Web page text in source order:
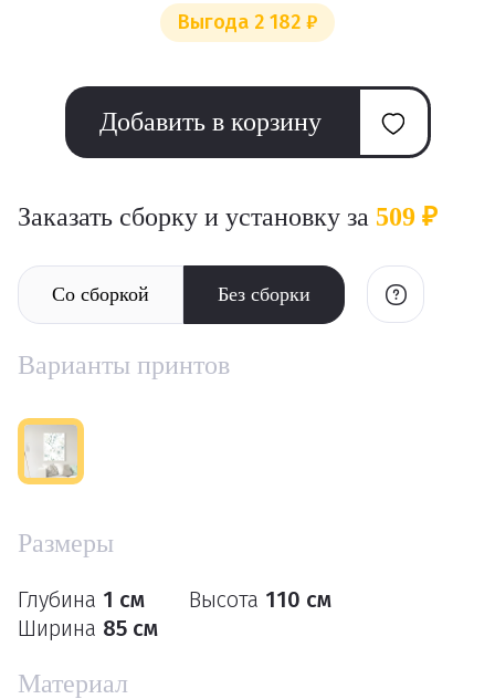
Выгода 2 182 ₽
Добавить в корзину
Заказать сборку и установку за 509 ₽
Со сборкой Без сборки
Варианты принтов
Размеры
Глубина 1 см Высота 110 см
Ширина 85 см
Материал